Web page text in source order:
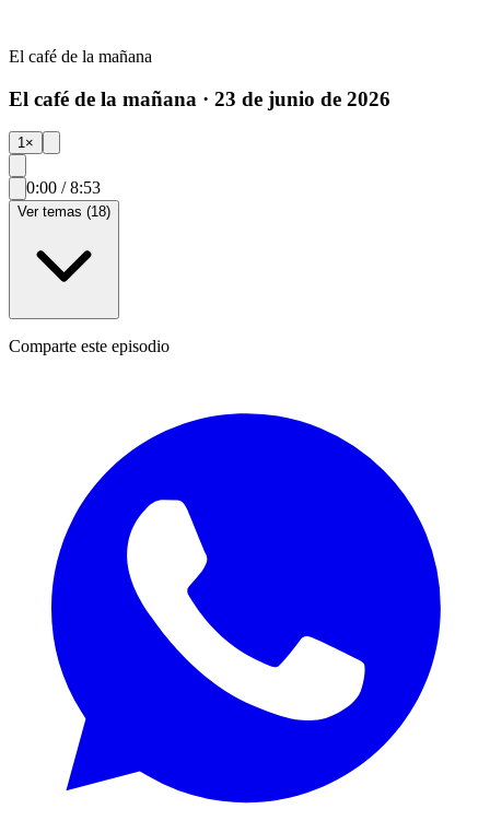
El café de la mañana
El café de la mañana · 23 de junio de 2026
1×
0:00 /8:53
Ver temas (18)
Comparte este episodio